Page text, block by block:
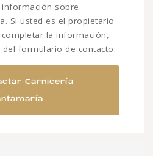
sobre
Si usted es el propietario
la información,
del formulario de contacto.
Carnicería